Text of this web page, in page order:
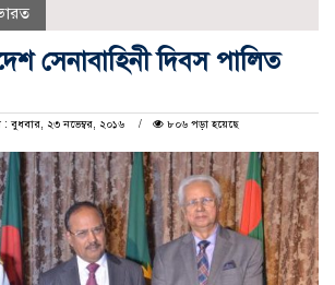
সেনাবাহিনী দিবস পালিত
: বুধবার, ২৩ নভেম্বর, ২০১৬
৮০৬ পড়া হয়েছে